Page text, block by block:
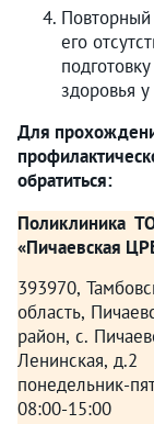
его
здоровья
Для
обратиться:
Поликлиника
«Пичаевская
393970,
область,
район, с.
Ленинская, д.2
понедельник-
08:00-15:00